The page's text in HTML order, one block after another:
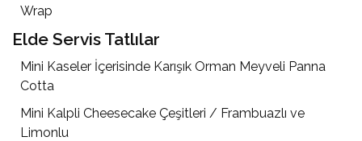
Wrap
Elde Servis Tatlılar
Mini Kaseler İçerisinde Karışık Orman Meyveli Panna
Cotta
Mini Kalpli Cheesecake Çeşitleri / Frambuazlı ve
Limonlu